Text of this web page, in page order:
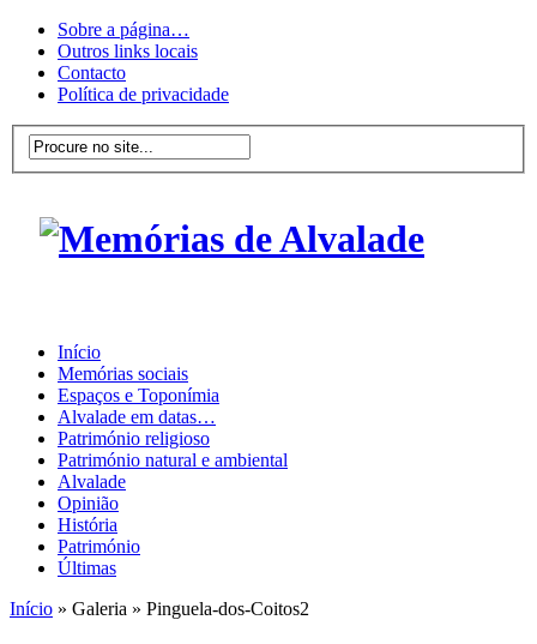
Sobre a página…
Outros links locais
Contacto
Política de privacidade
Início
Memórias sociais
Espaços e Toponímia
Alvalade em datas…
Património religioso
Património natural e ambiental
Alvalade
Opinião
História
Património
Últimas
Início » Galeria » Pinguela-dos-Coitos2